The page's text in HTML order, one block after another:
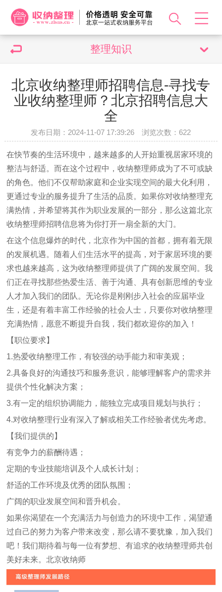
整理知识
北京收纳整理师招聘信息-寻找专
业收纳整理师？北京招聘信息大
全
发布日期：2024-11-07 17:39:26 浏览次数： 622
在快节奏的生活环境中，越来越多的人开始重视居家环境的
整洁与舒适。而在这个过程中，收纳整理师成为了不可或缺
的角色。他们不仅帮助家庭和企业实现空间的最大化利用，
更通过专业的服务提升了生活的品质。如果你对收纳整理充
满热情，并希望将其作为职业发展的一部分，那么这篇北京
收纳整理师招聘信息将为你打开一扇全新的大门。
在这个信息爆炸的时代，北京作为中国的首都，拥有着无限
的发展机遇。随着人们生活水平的提高，对于家居环境的要
求也越来越高，这为收纳整理师提供了广阔的发展空间。我
们正在寻找那些热爱生活、善于沟通、具有创新思维的专业
人才加入我们的团队。无论你是刚刚步入社会的应届毕业
生，还是有着丰富工作经验的社会人士，只要你对收纳整理
充满热情，愿意不断提升自我，我们都欢迎你的加入！
【职位要求】
1.热爱收纳整理工作，有较强的动手能力和审美观；
2.具备良好的沟通技巧和服务意识，能够理解客户的需求并
提供个性化解决方案；
3.有一定的组织协调能力，能独立完成项目规划与执行；
4.对收纳整理行业有深入了解或相关工作经验者优先考虑。
【我们提供的】
有竞争力的薪酬待遇；
定期的专业技能培训及个人成长计划；
舒适的工作环境及优秀的团队氛围；
广阔的职业发展空间和晋升机会。
如果你渴望在一个充满活力与创造力的环境中工作，渴望通
过自己的努力为客户带来改变，那么请不要犹豫，加入我们
吧！我们期待着与每一位有梦想、有追求的收纳整理师共创
美好未来。北京收纳师